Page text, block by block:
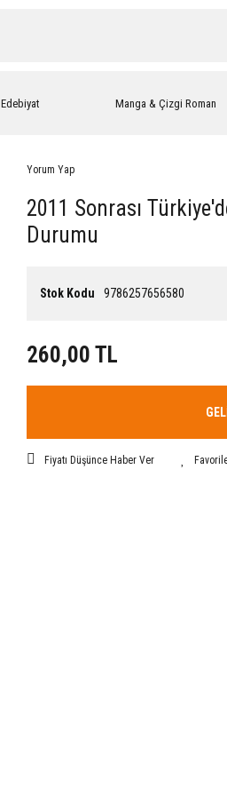
Edebiyat Manga & Çizgi Roman
Yorum Yap
2011 Sonrası
Durumu
Stok Kodu 9786257656580
260,00 TL
Fiyatı Düşünce Haber Ver